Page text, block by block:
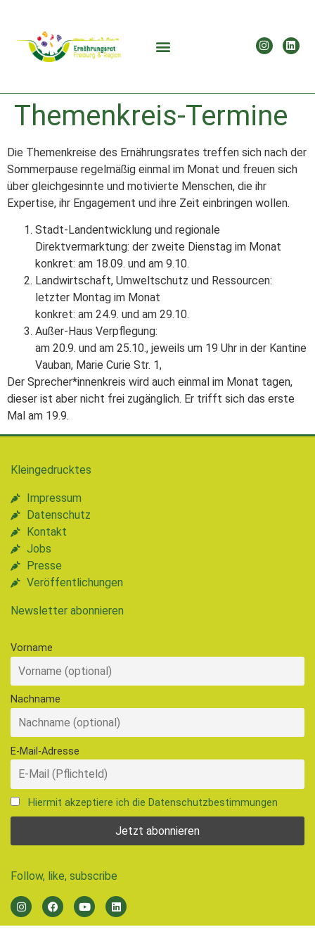
Themenkreis-Termine
Die Themenkreise des Ernährungsrates treffen sich nach der
Sommerpause regelmäßig einmal im Monat und freuen sich
über gleichgesinnte und motivierte Menschen, die ihr
Expertise, ihr Engagement und ihre Zeit einbringen wollen.
Stadt-Landentwicklung und regionale
Direktvermarktung: der zweite Dienstag im Monat
konkret: am 18.09. und am 9.10.
Landwirtschaft, Umweltschutz und Ressourcen:
letzter Montag im Monat
konkret: am 24.9. und am 29.10.
Außer-Haus Verpflegung:
am 20.9. und am 25.10., jeweils um 19 Uhr in der Kantine
Vauban, Marie Curie Str. 1,
Der Sprecher*innenkreis wird auch einmal im Monat tagen,
dieser ist aber nicht frei zugänglich. Er trifft sich das erste
Mal am 19.9.
Kleingedrucktes
Impressum
Datenschutz
Kontakt
Jobs
Presse
Veröffentlichungen
Newsletter abonnieren
Vorname
Nachname
E-Mail-Adresse
Hiermit akzeptiere ich die Datenschutzbestimmungen
Follow, like, subscribe